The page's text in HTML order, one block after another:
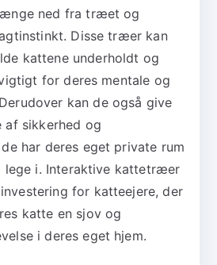
ned fra træet og
Disse træer kan
kattene underholdt og
for deres mentale og
kan de også give
af sikkerhed og
har deres eget private rum
lege i. Interaktive kattetræer
for katteejere, der
katte en sjov og
i deres eget hjem.